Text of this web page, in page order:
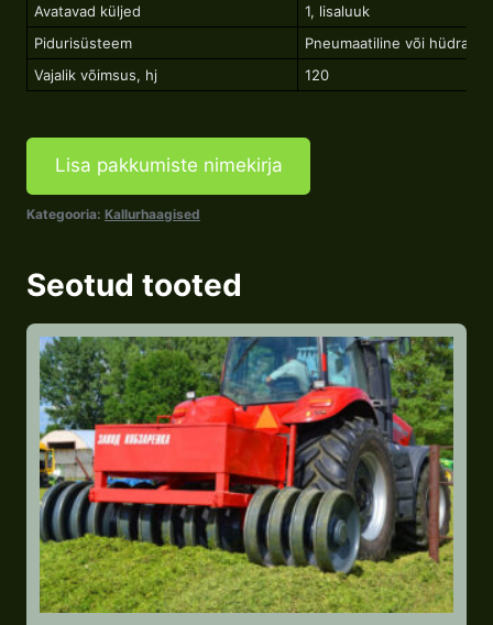
Avatavad küljed
1, lisaluuk
Pidurisüsteem
Pneumaatiline või
Vajalik võimsus, hj
120
Lisa pakkumiste nimekirja
Kategooria: Kallurhaagised
Seotud tooted